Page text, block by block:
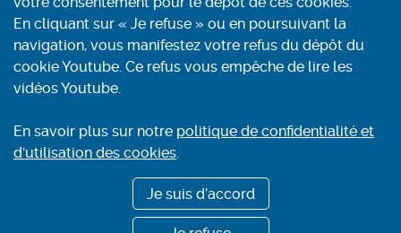
En cliquant sur « Je refuse » ou en poursuivant la
navigation, vous manifestez votre refus du dépôt du
cookie Youtube. Ce refus vous empêche de lire les
vidéos Youtube.
En savoir plus sur notre politique de confidentialité et
d'utilisation des cookies.
Je suis d’accord
Renseignements
Pour plus d’informations par téléphone
Horaires : 7 h à 20 h
ACCEO, solution